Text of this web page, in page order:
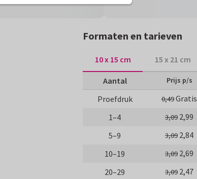
Formaten en tarieven
10 x 15 cm 15 x 21 cm
Aantal Prijs p/s
Proefdruk 0,49Gratis
1–4
3,09 2,99
5–9
3,09 2,84
10–19
3,09 2,69
20–29
3,09 2,47